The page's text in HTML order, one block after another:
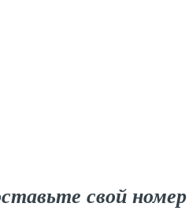
свой номер